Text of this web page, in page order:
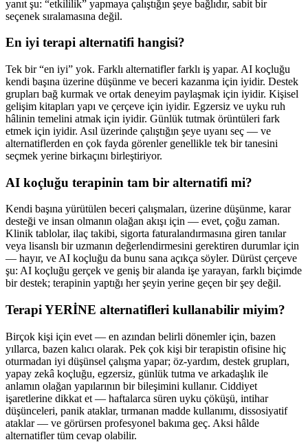
yanıt şu: “etkililik” yapmaya çalıştığın şeye bağlıdır, sabit bir
seçenek sıralamasına değil.
En iyi terapi alternatifi hangisi?
Tek bir “en iyi” yok. Farklı alternatifler farklı iş yapar. AI koçluğu
kendi başına üzerine düşünme ve beceri kazanma için iyidir. Destek
grupları bağ kurmak ve ortak deneyim paylaşmak için iyidir. Kişisel
gelişim kitapları yapı ve çerçeve için iyidir. Egzersiz ve uyku ruh
hâlinin temelini atmak için iyidir. Günlük tutmak örüntüleri fark
etmek için iyidir. Asıl üzerinde çalıştığın şeye uyanı seç — ve
alternatiflerden en çok fayda görenler genellikle tek bir tanesini
seçmek yerine birkaçını birleştiriyor.
AI koçluğu terapinin tam bir alternatifi mi?
Kendi başına yürütülen beceri çalışmaları, üzerine düşünme, karar
desteği ve insan olmanın olağan akışı için — evet, çoğu zaman.
Klinik tablolar, ilaç takibi, sigorta faturalandırmasına giren tanılar
veya lisanslı bir uzmanın değerlendirmesini gerektiren durumlar için
— hayır, ve AI koçluğu da bunu sana açıkça söyler. Dürüst çerçeve
şu: AI koçluğu gerçek ve geniş bir alanda işe yarayan, farklı biçimde
bir destek; terapinin yaptığı her şeyin yerine geçen bir şey değil.
Terapi YERİNE alternatifleri kullanabilir miyim?
Birçok kişi için evet — en azından belirli dönemler için, bazen
yıllarca, bazen kalıcı olarak. Pek çok kişi bir terapistin ofisine hiç
oturmadan iyi düşünsel çalışma yapar; öz-yardım, destek grupları,
yapay zekâ koçluğu, egzersiz, günlük tutma ve arkadaşlık ile
anlamın olağan yapılarının bir bileşimini kullanır. Ciddiyet
işaretlerine dikkat et — haftalarca süren uyku çöküşü, intihar
düşünceleri, panik ataklar, tırmanan madde kullanımı, dissosiyatif
ataklar — ve görürsen profesyonel bakıma geç. Aksi hâlde
alternatifler tüm cevap olabilir.